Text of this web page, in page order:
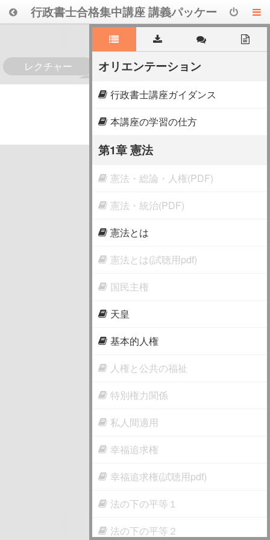
行政書士合格集中講座 講義パッケー
ジ
レクチャー
0
オリエンテーション
行政書士講座ガイダンス
本講座の学習の仕方
第1章 憲法
憲法・総論・人権(PDF)
憲法・統治(PDF)
憲法とは
憲法とは(試聴用pdf)
国民主権
天皇
基本的人権
人権と公共の福祉
特別権力関係
私人間適用
幸福追求権
幸福追求権(試聴用pdf)
法の下の平等１
法の下の平等２